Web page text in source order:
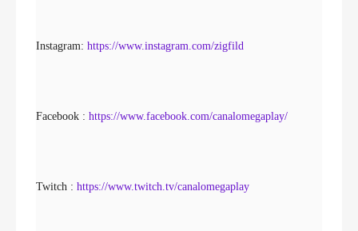
Instagram: https://www.instagram.com/zigfild
Facebook : https://www.facebook.com/canalomegaplay/
Twitch : https://www.twitch.tv/canalomegaplay